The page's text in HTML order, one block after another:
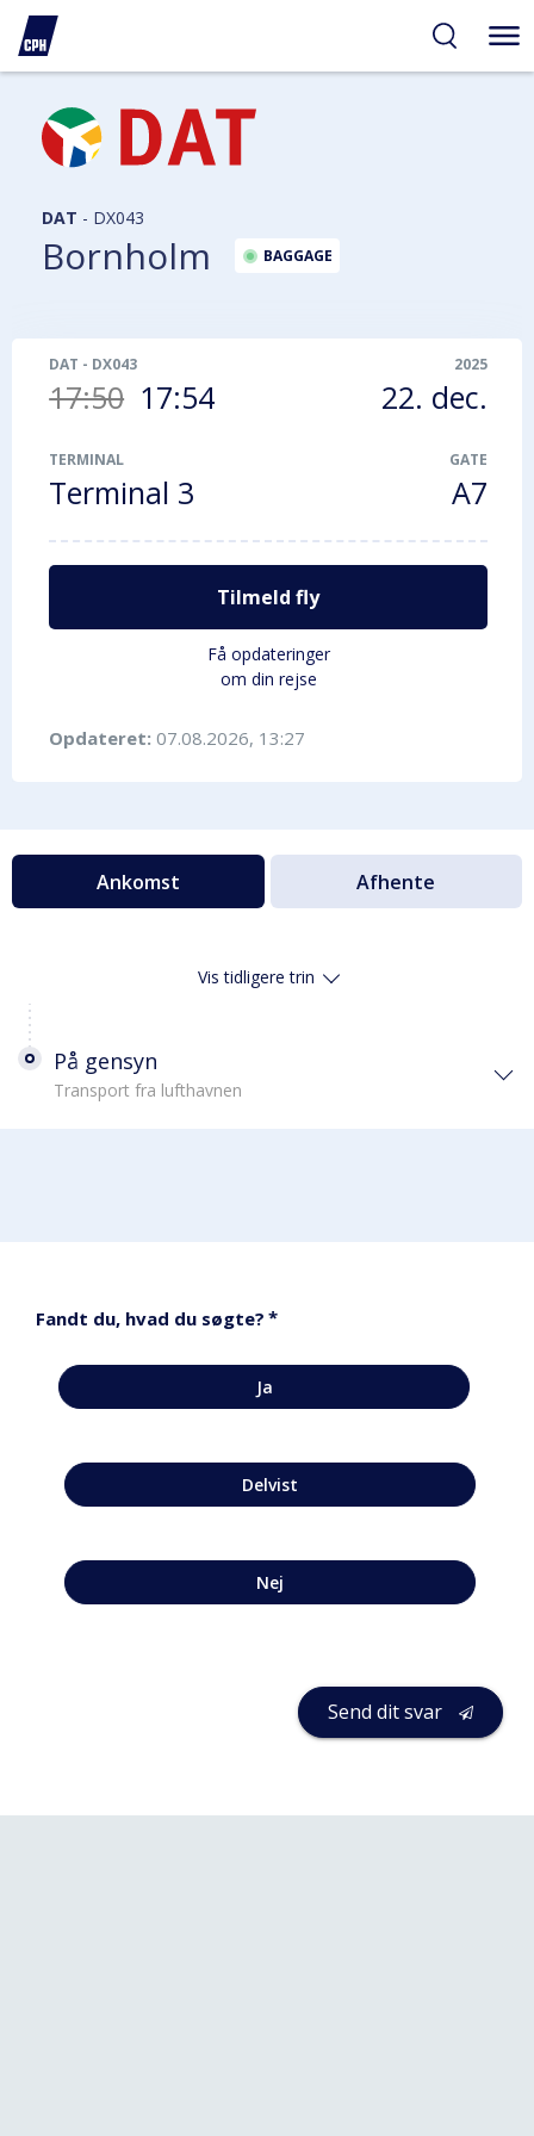
DAT - DX043
Bornholm BAGGAGE
DAT - DX043
17:50 17:54
2025
22. dec.
TERMINAL
Terminal 3
GATE
A7
Tilmeld fly
Få opdateringer
om din rejse
Opdateret: 07.08.2026, 13:27
Ankomst Afhente
Vis tidligere trin
På gensyn
Transport fra lufthavnen
Fandt du, hvad du søgte? *
Ja
Delvist
Nej
Send dit svar